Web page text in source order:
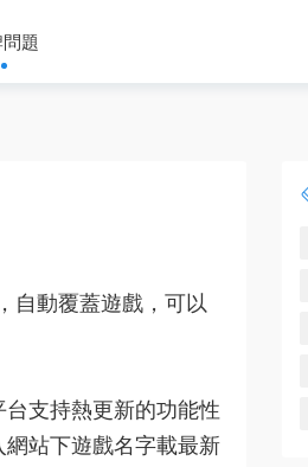
題
自動覆蓋遊戲 ，可以
支持熱更新的功能性
網站下遊戲名字載最新